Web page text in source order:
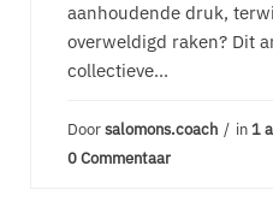
aanhoudende druk,
overweldigd raken? Dit
collectieve...
Doorsalomons.coach in1
0 Commentaar